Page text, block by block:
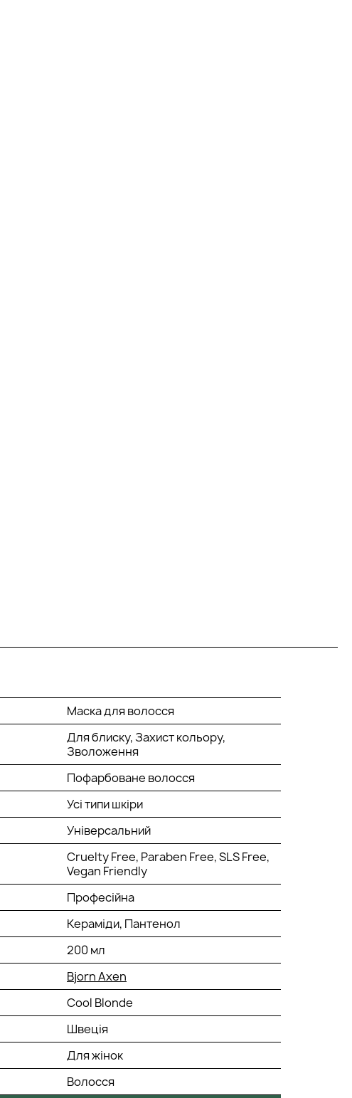
Маска для волосся
Для блиску, Захист кольору,
Зволоження
Пофарбоване волосся
Усі типи шкіри
Універсальний
Cruelty Free, Paraben Free, SLS Free,
Vegan Friendly
Професійна
Кераміди, Пантенол
200 мл
Bjorn Axen
Cool Blonde
Швеція
Для жінок
Волосся